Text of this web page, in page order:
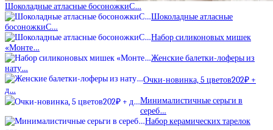
Шоколадные атласные босоножкиС…
Шоколадные атласные
босоножкиС…
Набор силиконовых мишек
«Монте…
Женские балетки-лоферы из
нату…
Очки-новинка, 5 цветов202₽ +
д…
Минималистичные серьги в
сереб…
Набор керамических тарелок